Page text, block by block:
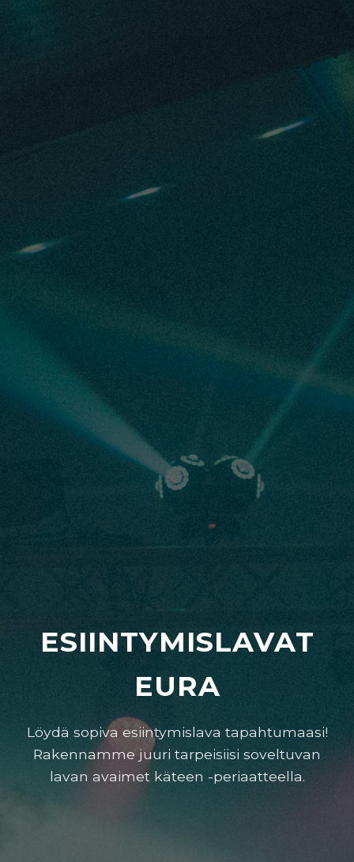
ESIINTYMISLAVAT
EURA
Löydä sopiva esiintymislava tapahtumaasi!
Rakennamme juuri tarpeisiisi soveltuvan
lavan avaimet käteen -periaatteella.